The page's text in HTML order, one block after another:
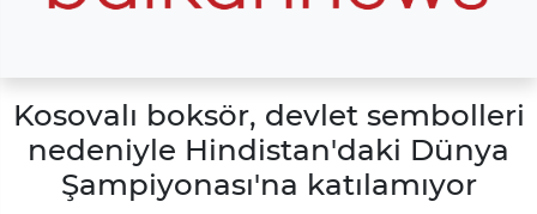
Kosovalı boksör, devlet sembolleri
nedeniyle Hindistan'daki Dünya
Şampiyonası'na katılamıyor